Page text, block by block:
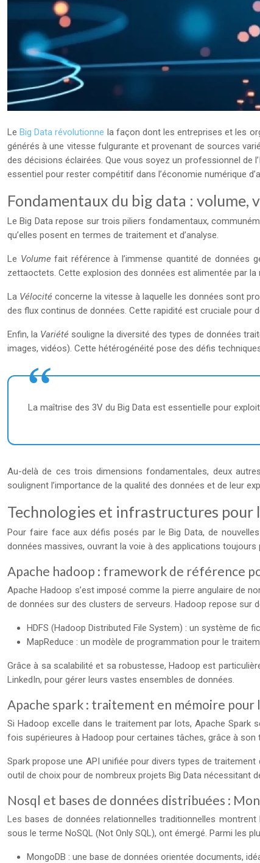
LeBig Data révolutionne la façon dont les entreprises et les
générés à une vitesse fulgurante et provenant de sources
des décisions éclairées. Que vous soyez un professionnel de
essentiel pour rester compétitif dans l’économie numérique
Fondamentaux du big data : volume,
Le Big Data repose sur trois piliers fondamentaux,
qu’elles posent en termes de traitement et d’analyse.
Le Volumefait référence à l’immense quantité de données
zettaoctets. Cette explosion des données est alimentée par
La Vélocité concerne la vitesse à laquelle les données sont
des flux continus de données. Cette rapidité est cruciale pour
Enfin, la Variété souligne la diversité des types de données
images, vidéos). Cette hétérogénéité pose des défis
La maîtrise des 3V du Big Data est essentielle pour
Au-delà de ces trois dimensions fondamentales, deux
soulignent l’importance de la qualité des données et de leur
Technologies et infrastructures pour
Pour faire face aux défis posés par le Big Data, de
données massives, ouvrant la voie à des applications
Apache hadoop : framework de référence
Apache Hadoop s’est imposé comme la pierre angulaire de
de données sur des clusters de serveurs. Hadoop repose sur
HDFS (Hadoop Distributed File System) : un système de
MapReduce : un modèle de programmation pour le
Grâce à sa scalabilité et sa robustesse, Hadoop est
LinkedIn, pour gérer leurs vastes ensembles de données.
Apache spark : traitement en mémoire pour
Si Hadoop excelle dans le traitement par lots, Apache
fois supérieures à Hadoop pour certaines tâches, grâce à son
Spark propose une API unifiée pour divers types de
outil de choix pour de nombreux projets Big Data nécessitant
Nosql et bases de données distribuées :
Les bases de données relationnelles traditionnelles
sous le terme NoSQL (Not Only SQL), ont émergé. Parmi les
MongoDB : une base de données orientée documents,